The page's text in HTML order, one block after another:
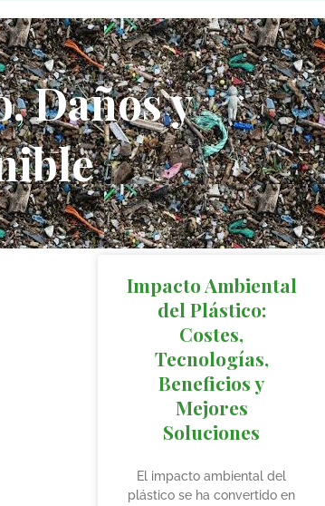
Daños y
Impacto Ambiental
del Plástico:
Costes,
Tecnologías,
Beneficios y
Mejores
Soluciones
El impacto ambiental del
plástico se ha convertido en